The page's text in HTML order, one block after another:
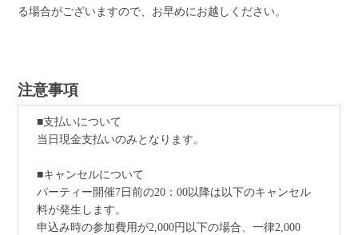
る場合がございますので、お早めにお越しください。
注意事項
■支払いについて
当日現金支払いのみとなります。
■キャンセルについて
パーティー開催7日前の20：00以降は以下のキャンセル
料が発生します。
申込み時の参加費用が2,000円以下の場合、一律2,000